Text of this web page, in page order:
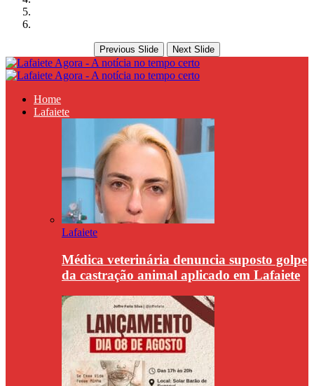
Previous Slide Next Slide
Home
Lafaiete
Lafaiete
Médica veterinária denuncia suposto golpe
da castração animal aplicado em Lafaiete